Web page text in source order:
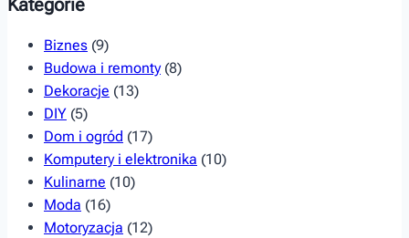
Kategorie
Biznes (9)
Budowa i remonty(8)
Dekoracje (13)
DIY (5)
Dom i ogród (17)
Komputery i elektronika (10)
Kulinarne (10)
Moda (16)
Motoryzacja (12)